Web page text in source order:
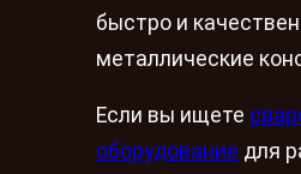
быстро и
металлические
Если вы ищете
оборудование для